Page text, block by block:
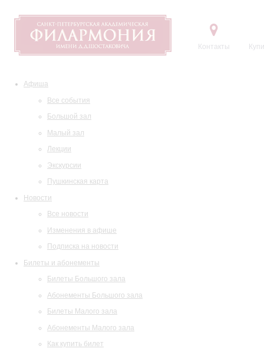
Контакты
Афиша
Все события
Большой зал
Малый зал
Лекции
Экскурсии
Пушкинская карта
Новости
Все новости
Изменения в афише
Подписка на новости
Билеты и абонементы
Билеты Большого зала
Абонементы Большого зала
Билеты Малого зала
Абонементы Малого зала
Как купить билет